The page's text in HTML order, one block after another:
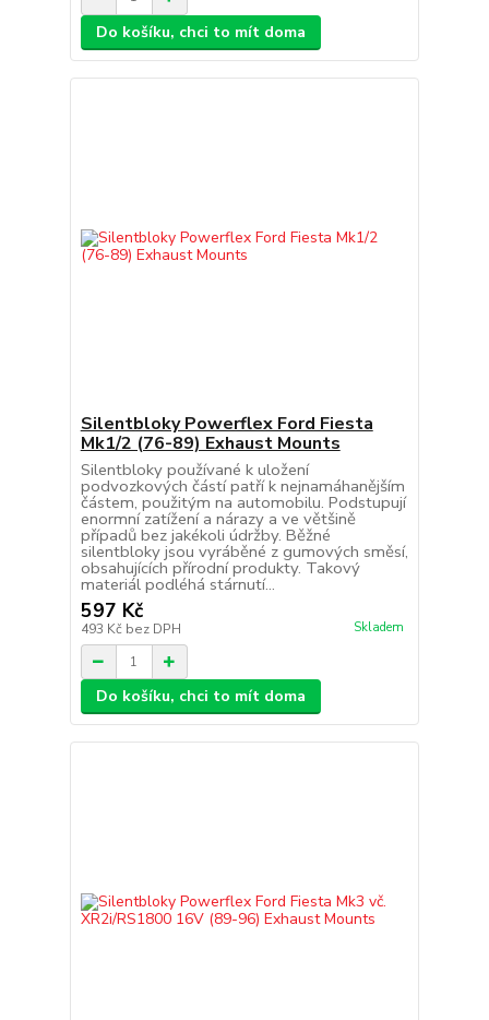
Do košíku, chci to mít doma
Silentbloky Powerflex Ford Fiesta
Mk1/2 (76-89) Exhaust Mounts
Silentbloky používané k uložení
podvozkových částí patří k nejnamáhanějším
částem, použitým na automobilu. Podstupují
enormní zatížení a nárazy a ve většině
případů bez jakékoli údržby. Běžné
silentbloky jsou vyráběné z gumových směsí,
obsahujících přírodní produkty. Takový
materiál podléhá stárnutí...
597 Kč
493 Kč bez DPH Skladem
Do košíku, chci to mít doma